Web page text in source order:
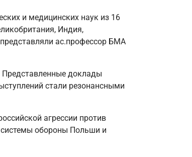
и медицинских наук из 16
Индия,
ас.профессор БМА
доклады
стали резонансными
агрессии против
обороны Польши и